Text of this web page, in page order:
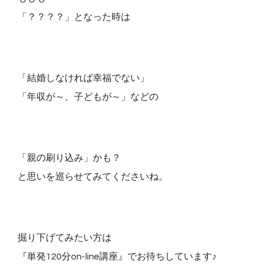
「？？？？」となった時は
「結婚しなければ幸福でない」
「年収が～、子どもが～」などの
「親の刷り込み」かも？
と思いを巡らせてみてくださいね。
掘り下げてみたい方は
『単発120分on-line講座』でお待ちしています♪